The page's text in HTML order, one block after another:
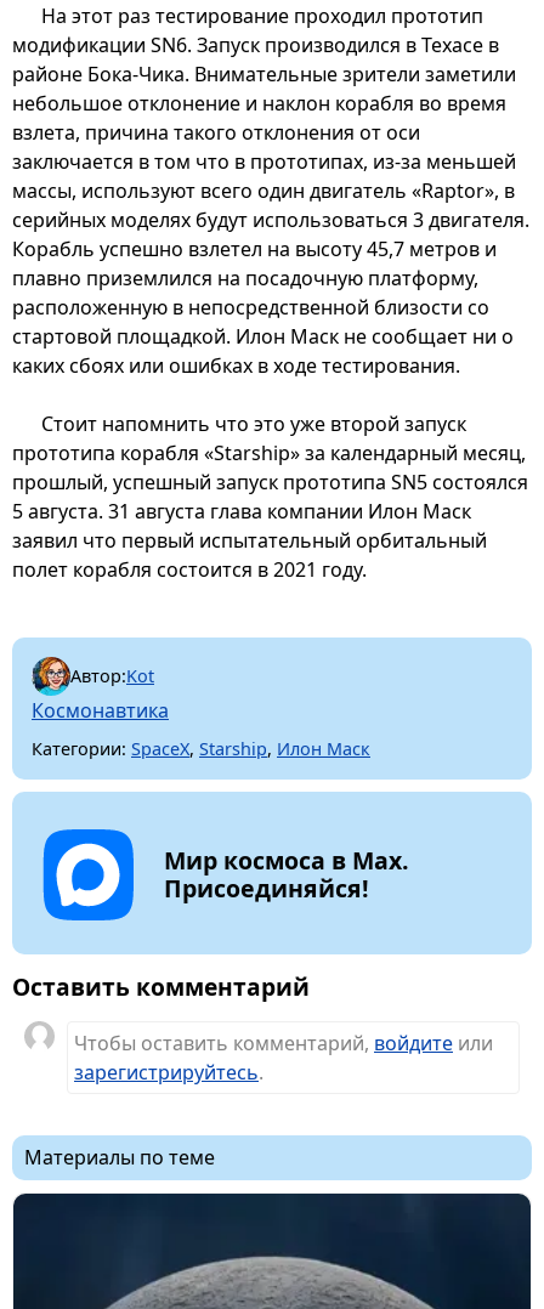
На этот раз тестирование проходил прототип
модификации SN6. Запуск производился в Техасе в
районе Бока-Чика. Внимательные зрители заметили
небольшое отклонение и наклон корабля во время
взлета, причина такого отклонения от оси
заключается в том что в прототипах, из-за меньшей
массы, используют всего один двигатель «Raptor», в
серийных моделях будут использоваться 3 двигателя.
Корабль успешно взлетел на высоту 45,7 метров и
плавно приземлился на посадочную платформу,
расположенную в непосредственной близости со
стартовой площадкой. Илон Маск не сообщает ни о
каких сбоях или ошибках в ходе тестирования.
Стоит напомнить что это уже второй запуск
прототипа корабля «Starship» за календарный месяц,
прошлый, успешный запуск прототипа SN5 состоялся
5 августа. 31 августа глава компании Илон Маск
заявил что первый испытательный орбитальный
полет корабля состоится в 2021 году.
Автор:Kot
Космонавтика
Категории: SpaceX, Starship, Илон Маск
Мир космоса в Max.
Присоединяйся!
Оставить комментарий
Чтобы оставить комментарий, войдите или
зарегистрируйтесь.
Материалы по теме